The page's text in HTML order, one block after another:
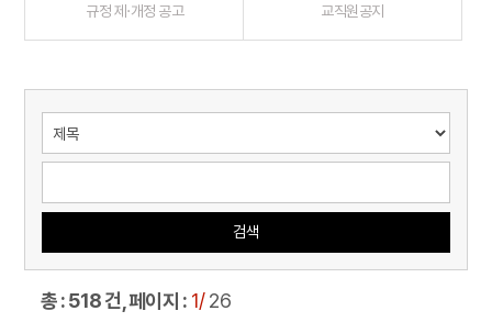
규정 제·개정 공고 교직원공지
검색
총 : 518 건, 페이지 : 1/26